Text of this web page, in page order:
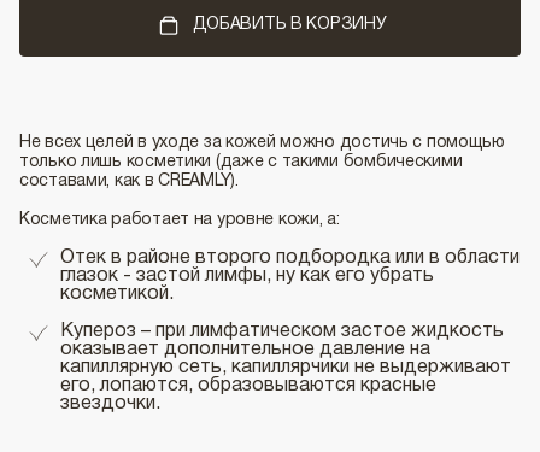
ДОБАВИТЬ В КОРЗИНУ
Не всех целей в уходе за кожей можно достичь с помощью
только лишь косметики (даже с такими бомбическими
составами, как в CREAMLY).
Косметика работает на уровне кожи, а:
Отек в районе второго подбородка или в области
глазок - застой лимфы, ну как его убрать
косметикой.
Купероз – при лимфатическом застое жидкость
оказывает дополнительное давление на
капиллярную сеть, капиллярчики не выдерживают
его, лопаются, образовываются красные
звездочки.